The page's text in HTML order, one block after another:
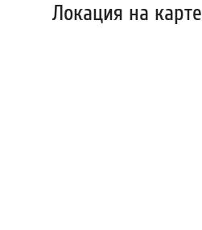
Локация на карте